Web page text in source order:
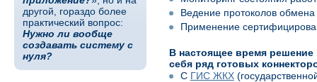
другой, гораздо более
практический вопрос:
Нужно ли вообще
создавать систему с
нуля?
Ведение протоколов
Применение
В настоящее время решение
себя ряд готовых
С ГИС ЖКХ